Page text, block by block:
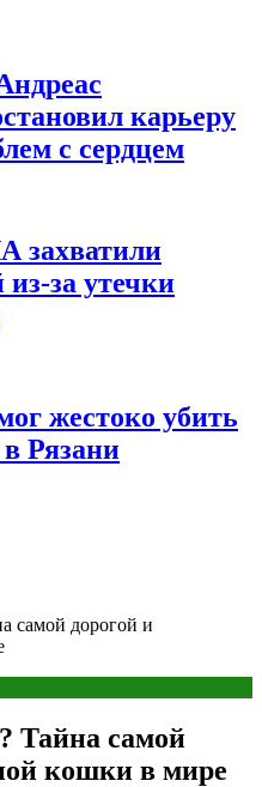
карьеру
с сердцем
захватили
за утечки
жестоко убить
Рязани
самой дорогой и
Тайна самой
кошки в мире